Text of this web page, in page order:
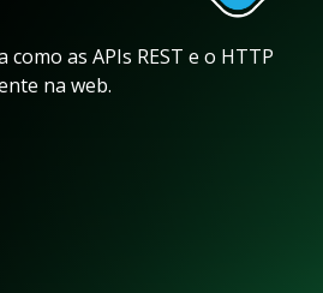
as APIs REST e o HTTP
na web.